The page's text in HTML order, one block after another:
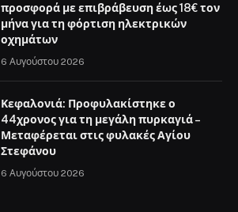
προσφορά με επιβράβευση έως 18€ τον
μήνα για τη φόρτιση ηλεκτρικών
οχημάτων
6 Αυγούστου 2026
Κεφαλονιά: Προφυλακίστηκε ο
44χρονος για τη μεγάλη πυρκαγιά –
Μεταφέρεται στις φυλακές Αγίου
Στεφάνου
6 Αυγούστου 2026